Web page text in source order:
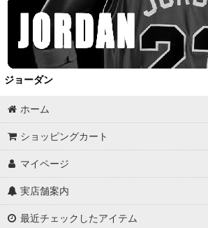
ジョーダン
ホーム
ショッピングカート
マイページ
実店舗案内
最近チェックしたアイテム